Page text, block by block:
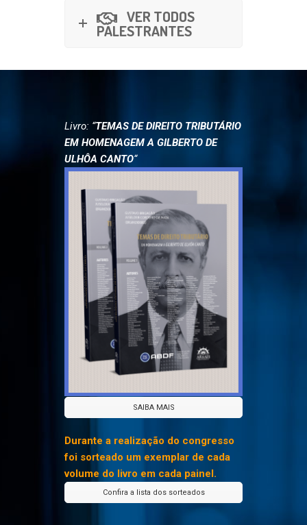
VER TODOS
PALESTRANTES
Livro: “TEMAS DE DIREITO TRIBUTÁRIO
EM HOMENAGEM A GILBERTO DE
ULHÔA CANTO“
SAIBA MAIS
Durante a realização do congresso
foi sorteado um exemplar de cada
volume do livro em cada painel.
Confira a lista dos sorteados